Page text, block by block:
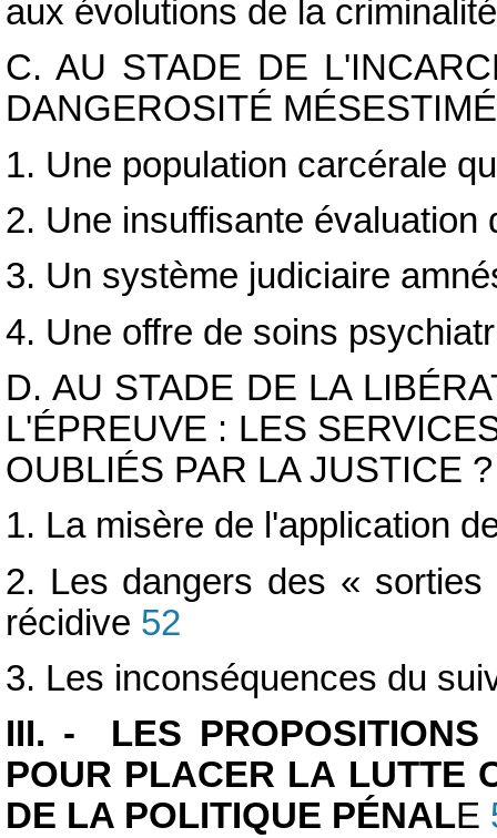
aux évolutions de la criminalité
C. AU STADE DE
DANGEROSITÉ
1. Une population carcérale
2. Une insuffisante
3. Un système judiciaire
4. Une offre de soins
D. AU STADE DE LA
L'ÉPREUVE : LES
OUBLIÉS PAR LA JUSTICE ?
1. La misère de l'application
2. Les dangers des «
récidive 52
3. Les inconséquences du
III. - LES PROPOSITIONS
POUR PLACER LA LUTTE
DE LA POLITIQUE PÉNALE